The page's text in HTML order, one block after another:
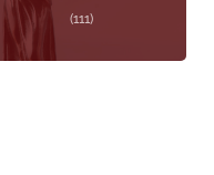
(111)